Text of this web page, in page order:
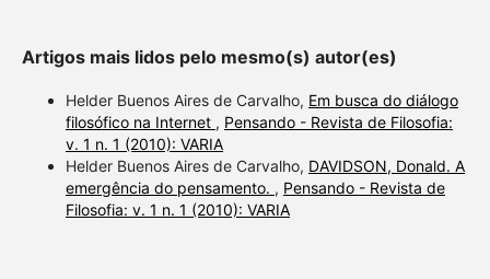
Artigos mais lidos pelo mesmo(s) autor(es)
Helder Buenos Aires de Carvalho, Em busca do diálogo
filosófico na Internet , Pensando - Revista de Filosofia:
v. 1 n. 1 (2010): VARIA
Helder Buenos Aires de Carvalho, DAVIDSON, Donald. A
emergência do pensamento. , Pensando - Revista de
Filosofia: v. 1 n. 1 (2010): VARIA